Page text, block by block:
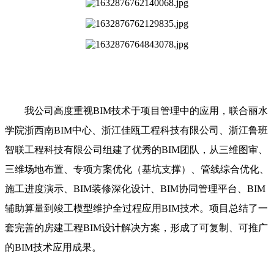
我公司高度重视BIM技术于项目管理中的应用，联合丽水
学院浙西南BIM中心、浙江佳瓯工程科技有限公司、浙江鲁班
智联工程科技有限公司组建了优秀的BIM团队，从三维图审、
三维场地布置、专项方案优化（基坑支撑）、管线综合优化、
施工进度演示、BIM装修深化设计、BIM协同管理平台、BIM
辅助算量到竣工模型维护全过程应用BIM技术。项目总结了一
套完善的房建工程BIM设计解决方案，形成了可复制、可推广
的BIM技术应用成果。